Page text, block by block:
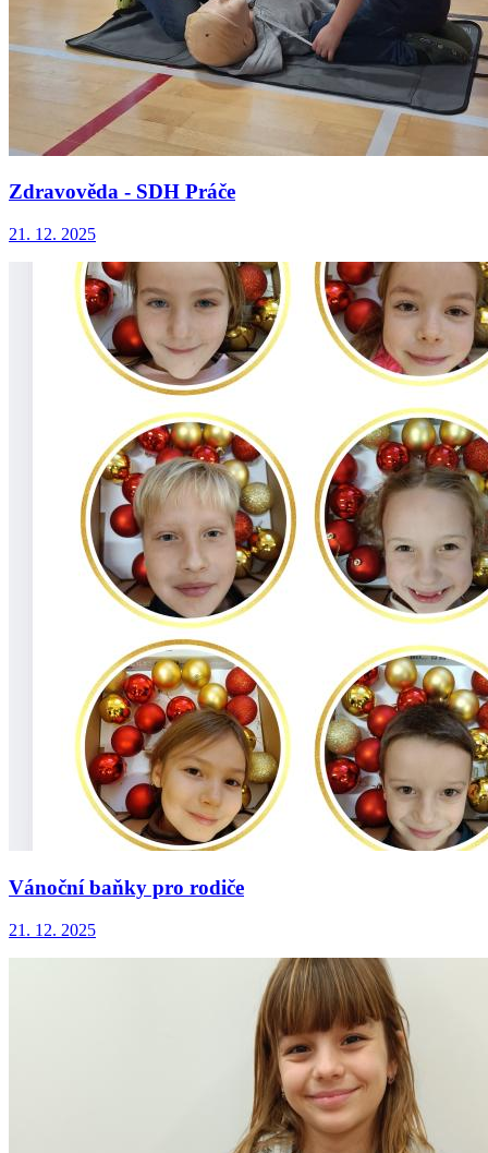
Zdravověda - SDH Práče
21. 12. 2025
Vánoční baňky pro rodiče
21. 12. 2025